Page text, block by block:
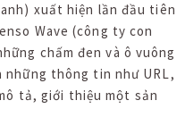
xuất hiện lần đầu tiên
Wave (công ty con
chấm đen và ô vuông
thông tin như URL,
tả, giới thiệu một sản